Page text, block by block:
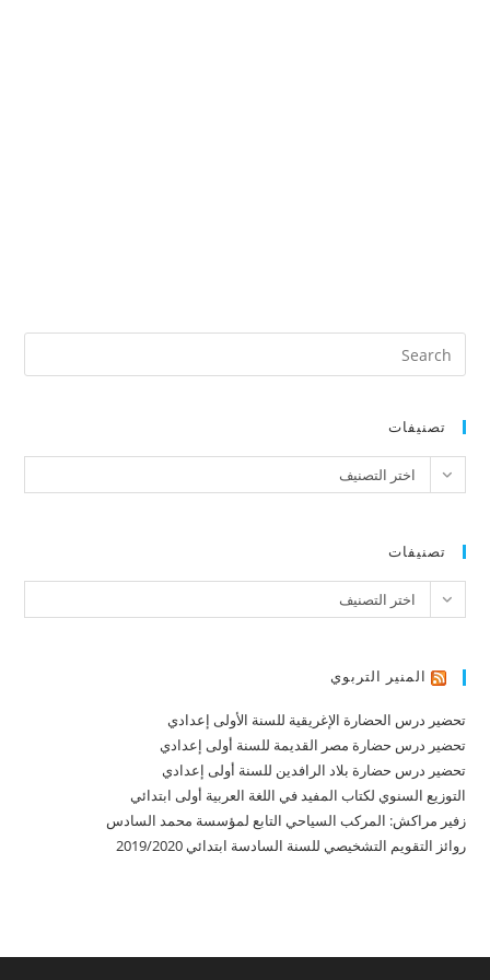
تصنيفات
تصنيفاتاختر التصنيف
تصنيفات
تصنيفاتاختر التصنيف
المنير التربوي
تحضير درس الحضارة الإغريقية للسنة الأولى إعدادي
تحضير درس حضارة مصر القديمة للسنة أولى إعدادي
تحضير درس حضارة بلاد الرافدين للسنة أولى إعدادي
التوزيع السنوي لكتاب المفيد في اللغة العربية أولى ابتدائي
زفير مراكش: المركب السياحي التابع لمؤسسة محمد السادس
روائز التقويم التشخيصي للسنة السادسة ابتدائي 2019/2020